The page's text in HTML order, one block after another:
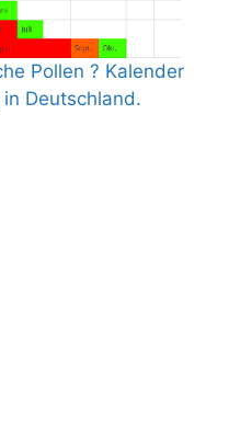
Pollen ? Kalender
Deutschland.